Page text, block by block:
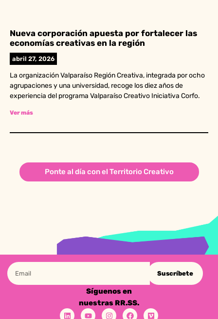
Nueva corporación apuesta por fortalecer las
economías creativas en la región
abril 27, 2026
La organización Valparaíso Región Creativa, integrada por ocho
agrupaciones y una universidad, recoge los diez años de
experiencia del programa Valparaíso Creativo Iniciativa Corfo.
Ver más
Ponte al día con el Territorio Creativo
Suscríbete
Síguenos en
nuestras RR.SS.